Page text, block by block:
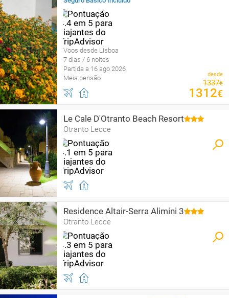
Voos desde Lisboa
7 dias / 6 noites
Partida a 16 ago 2026
Meia pensão
desde
1337€
1312€
Le Cale D'Otranto Beach Resort
Otranto Lecce
Residence Altair-Serra Alimini 3
Otranto Lecce